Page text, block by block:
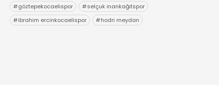
#göztepekocaelispor #selçuk inankağıtspor
#ibrahim ercinkocaelispor #hodri meydan